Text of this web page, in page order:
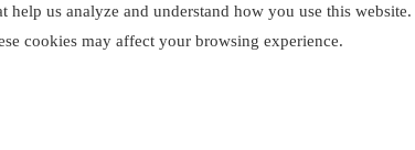
us analyze and understand how you use this
cookies may affect your browsing experience.